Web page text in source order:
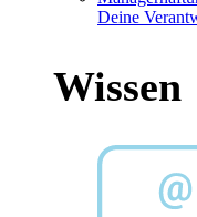
Deine
Wissen